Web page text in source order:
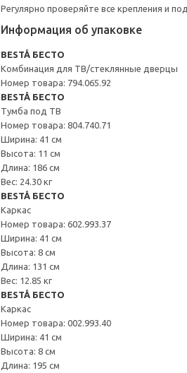
Регулярно проверяйте все крепления и
Информация об упаковке
BESTÅ БЕСТО
Комбинация для ТВ/стеклянные дверцы
Номер товара: 794.065.92
BESTÅ БЕСТО
Тумба под ТВ
Номер товара: 804.740.71
Ширина: 41 см
Высота: 11 см
Длина: 186 см
Вес: 24.30 кг
BESTÅ БЕСТО
Каркас
Номер товара: 602.993.37
Ширина: 41 см
Высота: 8 см
Длина: 131 см
Вес: 12.85 кг
BESTÅ БЕСТО
Каркас
Номер товара: 002.993.40
Ширина: 41 см
Высота: 8 см
Длина: 195 см